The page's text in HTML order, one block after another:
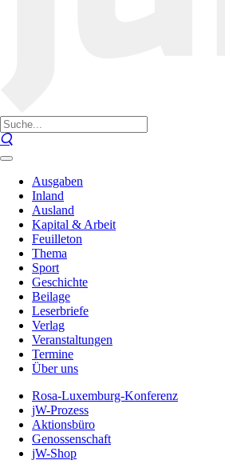
Ausgaben
Inland
Ausland
Kapital & Arbeit
Feuilleton
Thema
Sport
Geschichte
Beilage
Leserbriefe
Verlag
Veranstaltungen
Termine
Über uns
Rosa-Luxemburg-Konferenz
jW-Prozess
Aktionsbüro
Genossenschaft
jW-Shop